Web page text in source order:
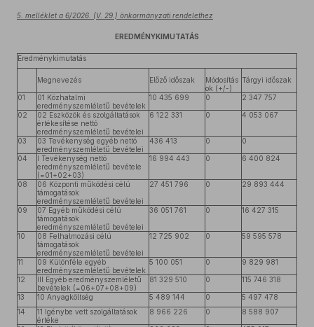
5. melléklet a 6/2026. (V. 29.) önkormányzati rendelethez
EREDMÉNYKIMUTATÁS
Eredménykimutatás
Megnevezés Előző időszak
Módosítás
ok (+/-)
Tárgyi időszak
01
01 Közhatalmi
eredményszemléletű bevételek
10 435 699 0 2 347 757
02
02 Eszközök és szolgáltatások
értékesítése nettó
eredményszemléletű bevételei
6 122 331 0 4 053 067
03
03 Tevékenység egyéb nettó
eredményszemléletű bevételei
436 413 0 0
04
I Tevékenység nettó
eredményszemléletű bevétele
(=01+02+03)
16 994 443 0 6 400 824
08
06 Központi működési célú
támogatások
eredményszemléletű bevételei
27 451 796 0 29 893 444
09
07 Egyéb működési célú
támogatások
eredményszemléletű bevételei
36 051 761 0 16 427 315
10
08 Felhalmozási célú
támogatások
eredményszemléletű bevételei
12 725 902 0 59 595 578
11
09 Különféle egyéb
eredményszemléletű bevételek
5 100 051 0 9 829 981
12
III Egyéb eredményszemléletű
bevételek (=06+07+08+09)
81 329 510 0 115 746 318
13 10 Anyagköltség 5 489 144 0
5 497 478
14
11 Igénybe vett szolgáltatások
értéke
8 966 226 0 8 588 907